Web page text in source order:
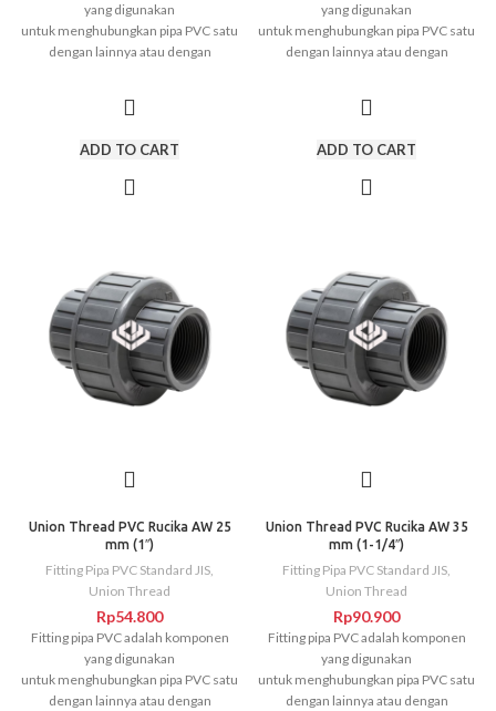
yang digunakan
untuk menghubungkan pipa PVC satu
dengan lainnya atau dengan
sistem pemipaan. Cara
mudah yaituhanya menggunakan
. Jenis Fitting PVC Compression
Joint : Union Socket Faucet Elbow Plug
Lain.
ADD TO CART
yang digunakan
untuk menghubungkan pipa PVC satu
dengan lainnya atau dengan
sistem pemipaan. Cara
mudah yaituhanya menggunakan
. Jenis Fitting PVC Compression
Joint : Union Socket Faucet Elbow Plug
Lain.
ADD TO CART
Union Thread PVC Rucika AW 25
mm (1″)
Fitting Pipa PVC Standard JIS,
Union Thread
Rp54.800
Fitting pipa PVC adalah komponen
yang digunakan
untuk menghubungkan pipa PVC satu
dengan lainnya atau dengan
Union Thread PVC Rucika AW 35
mm (1-1/4″)
Fitting Pipa PVC Standard JIS,
Union Thread
Rp90.900
Fitting pipa PVC adalah komponen
yang digunakan
untuk menghubungkan pipa PVC satu
dengan lainnya atau dengan